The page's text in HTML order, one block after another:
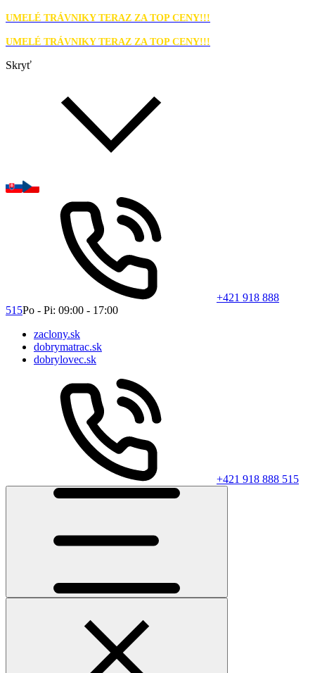
UMELÉ TRÁVNIKY TERAZ ZA TOP CENY!!!
UMELÉ TRÁVNIKY TERAZ ZA TOP CENY!!!
Skryť
+421 918 888
515Po - Pi: 09:00 - 17:00
zaclony.sk
dobrymatrac.sk
dobrylovec.sk
+421 918 888 515